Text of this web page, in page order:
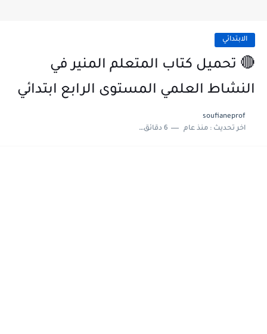
الابتدائي
🔴 تحميل كتاب المتعلم المنير في
النشاط العلمي المستوى الرابع ابتدائي
soufianeprof
اخر تحديث :منذ عام 6 دقائق للقراءة